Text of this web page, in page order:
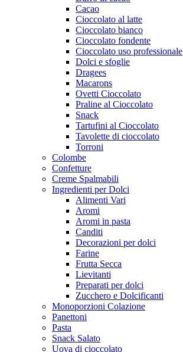
Cacao
Cioccolato al latte
Cioccolato bianco
Cioccolato fondente
Cioccolato uso professionale
Dolci e sfoglie
Dragees
Macarons
Ovetti Cioccolato
Praline al Cioccolato
Snack
Tartufini al Cioccolato
Tavolette di cioccolato
Torroni
Colombe
Confetture
Creme Spalmabili
Ingredienti per Dolci
Alimenti Vari
Aromi
Aromi in pasta
Canditi
Decorazioni per dolci
Farine
Frutta Secca
Lievitanti
Preparati per dolci
Zucchero e Dolcificanti
Monoporzioni Colazione
Panettoni
Pasta
Snack Salato
Uova di cioccolato